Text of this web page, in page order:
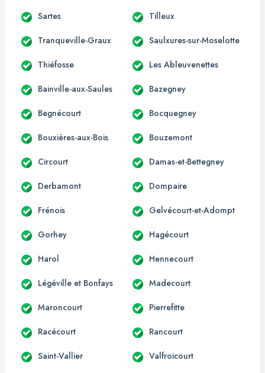
Sartes Tilleux
Tranqueville-Graux Saulxures-sur-Moselotte
Thiéfosse Les Ableuvenettes
Bainville-aux-Saules Bazegney
Begnécourt Bocquegney
Bouxières-aux-Bois Bouzemont
Circourt Damas-et-Bettegney
Derbamont Dompaire
Frénois Gelvécourt-et-Adompt
Gorhey Hagécourt
Harol Hennecourt
Légéville et Bonfays Madecourt
Maroncourt Pierrefitte
Racécourt Rancourt
Saint-Vallier Valfroicourt